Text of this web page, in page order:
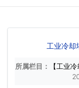
工业冷却
所属栏目： 【工业冷